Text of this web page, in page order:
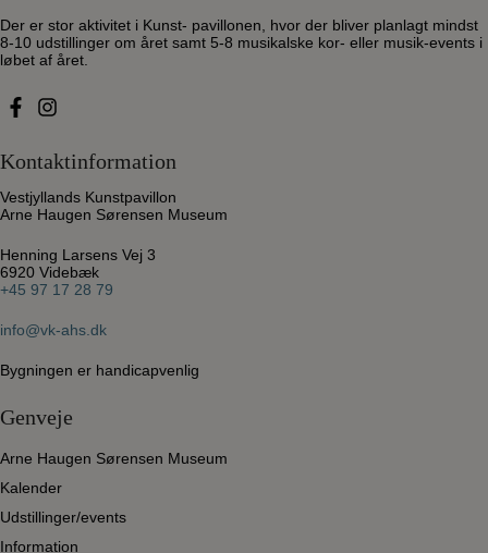
Der er stor aktivitet i Kunst- pavillonen, hvor der bliver planlagt mindst
8-10 udstillinger om året samt 5-8 musikalske kor- eller musik-events i
løbet af året.
Kontaktinformation
Vestjyllands Kunstpavillon
Arne Haugen Sørensen Museum
Henning Larsens Vej 3
6920 Videbæk
+45 97 17 28 79
info@vk-ahs.dk
Bygningen er handicapvenlig
Genveje
Arne Haugen Sørensen Museum
Kalender
Udstillinger/events
Information